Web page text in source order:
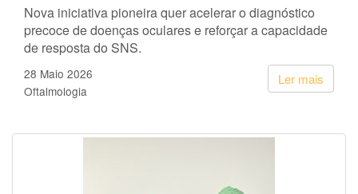
Nova iniciativa pioneira quer acelerar o diagnóstico
precoce de doenças oculares e reforçar a capacidade
de resposta do SNS.
Ler mais
28 Maio 2026
Oftalmologia